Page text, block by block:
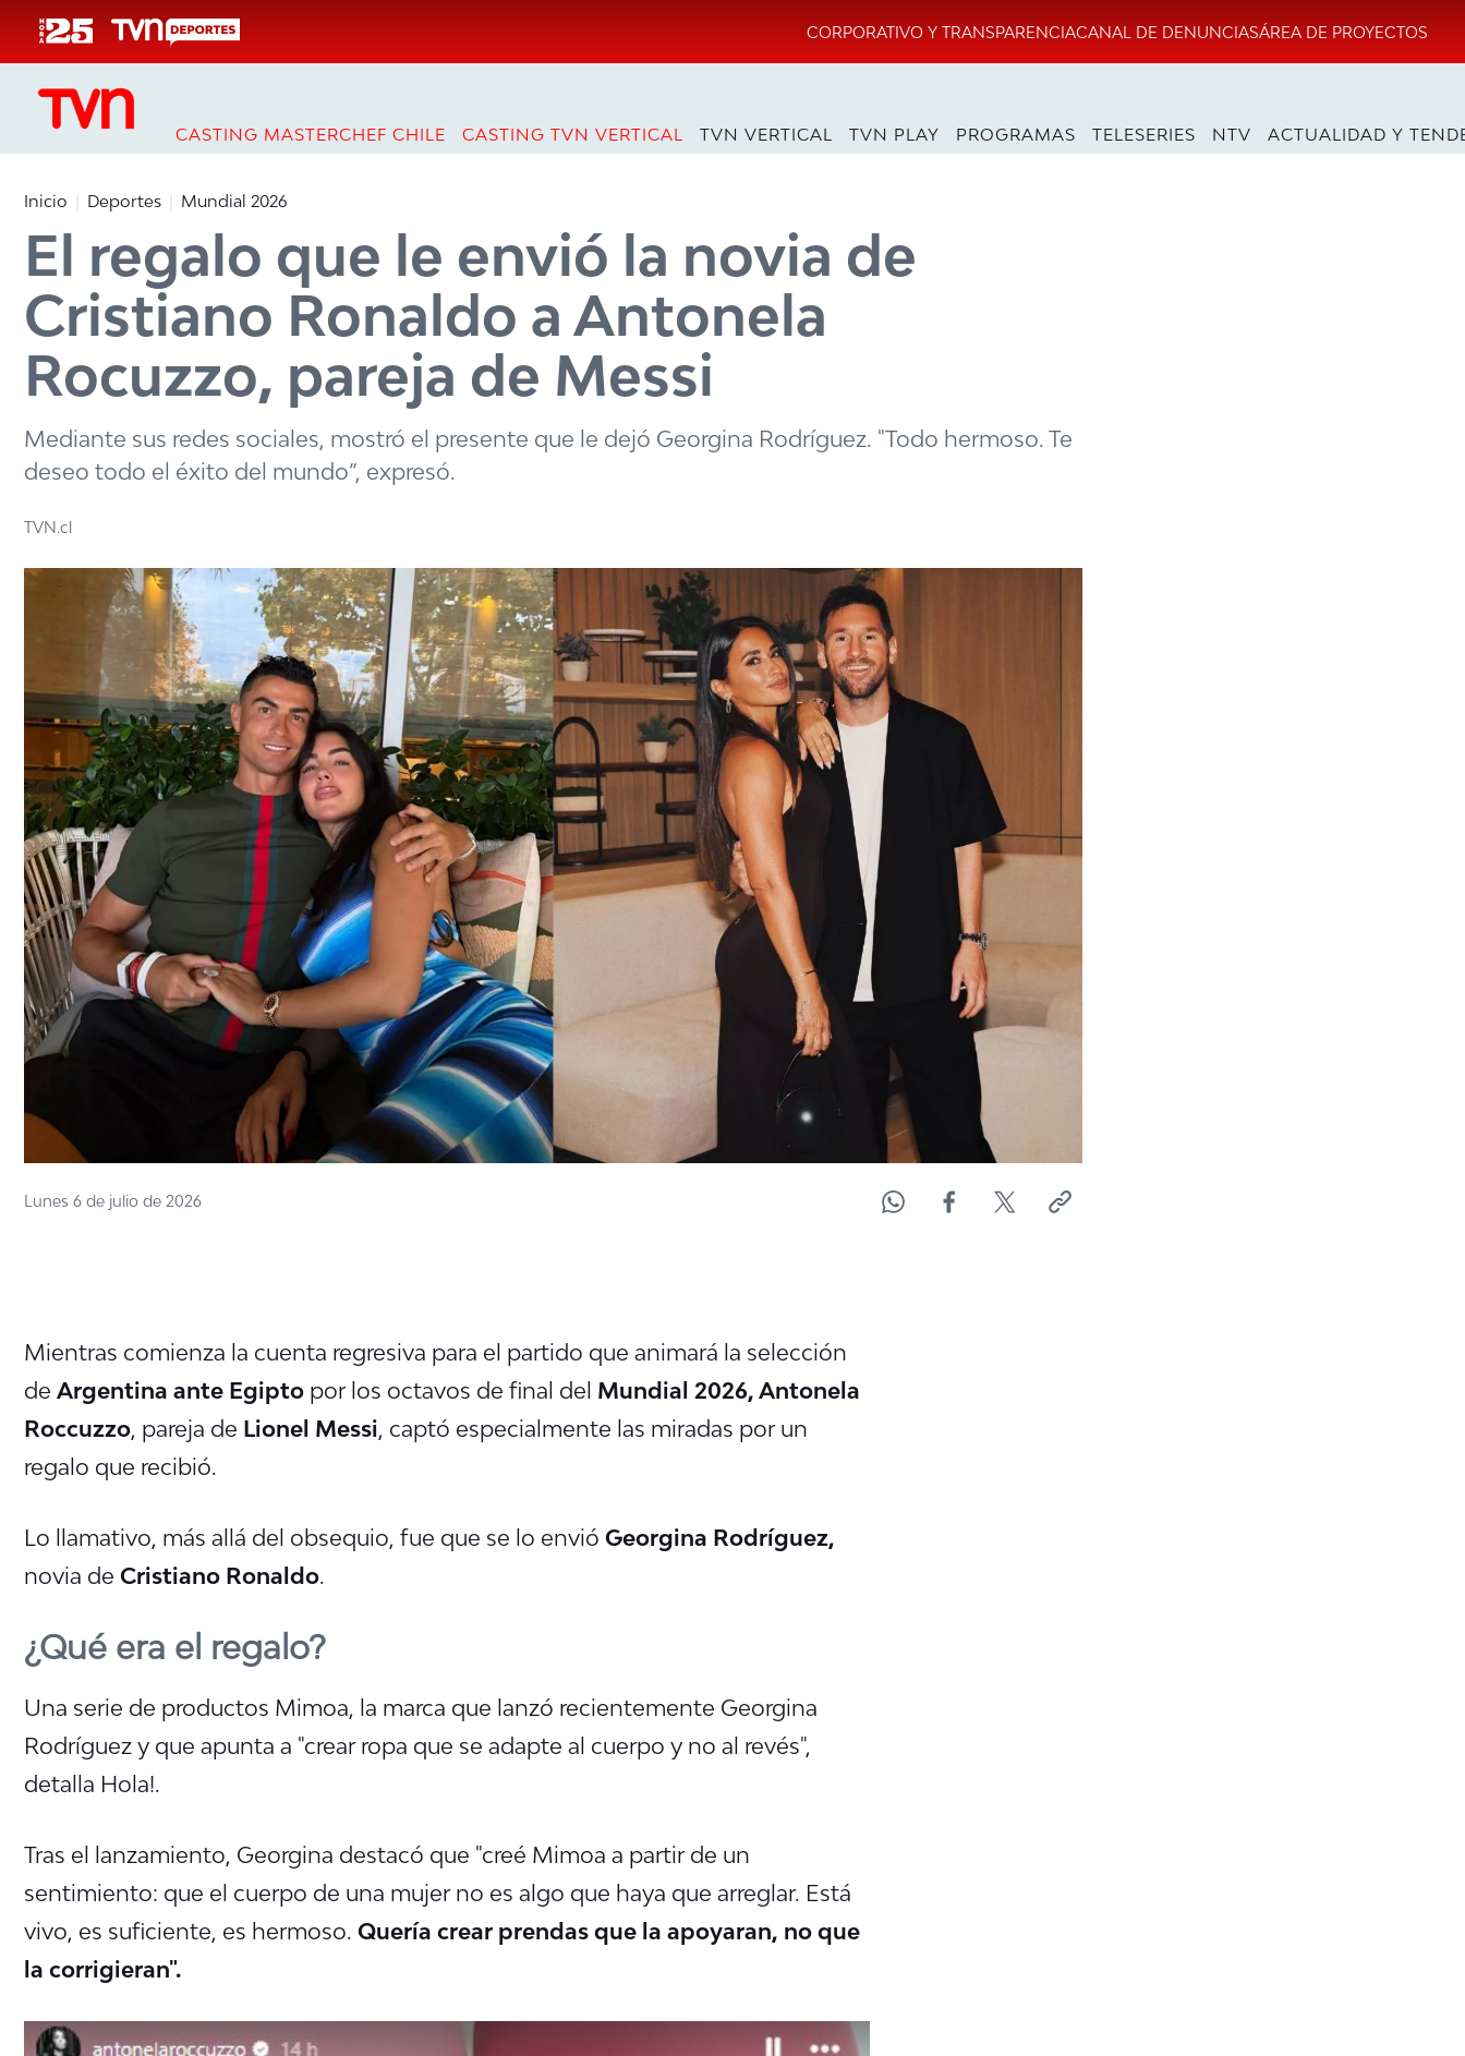
CORPORATIVO Y TRANSPARENCIACANAL DE DENUNCIASÁREA DE PROYECTOS
CASTING MASTERCHEF CHILE CASTING TVN VERTICAL TVN VERTICAL TVN PLAY PROGRAMAS TELESERIES NTV ACTUALIDAD Y
Inicio Deportes Mundial 2026
El regalo que le envió la novia de
Cristiano Ronaldo a Antonela
Rocuzzo, pareja de Messi
Mediante sus redes sociales, mostró el presente que le dejó Georgina Rodríguez. "Todo hermoso. Te
deseo todo el éxito del mundo”, expresó.
TVN.cl
Lunes 6 de julio de 2026
Mientras comienza la cuenta regresiva para el partido que animará la selección
de Argentina ante Egipto por los octavos de final del Mundial 2026, Antonela
Roccuzzo , pareja de Lionel Messi , captó especialmente las miradas por un
regalo que recibió.
Lo llamativo, más allá del obsequio, fue que se lo envió Georgina Rodríguez,
novia de Cristiano Ronaldo
¿Qué era el regalo?
Una serie de productos Mimoa, la marca que lanzó recientemente Georgina
Rodríguez y que apunta a "crear ropa que se adapte al cuerpo y no al revés",
detalla Hola!.
Tras el lanzamiento, Georgina destacó que "creé Mimoa a partir de un
sentimiento: que el cuerpo de una mujer no es algo que haya que arreglar. Está
vivo, es suficiente, es hermoso. Quería crear prendas que la apoyaran, no que
la corrigieran".